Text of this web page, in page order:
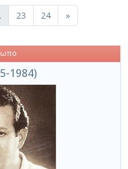
23 24 »
1984)